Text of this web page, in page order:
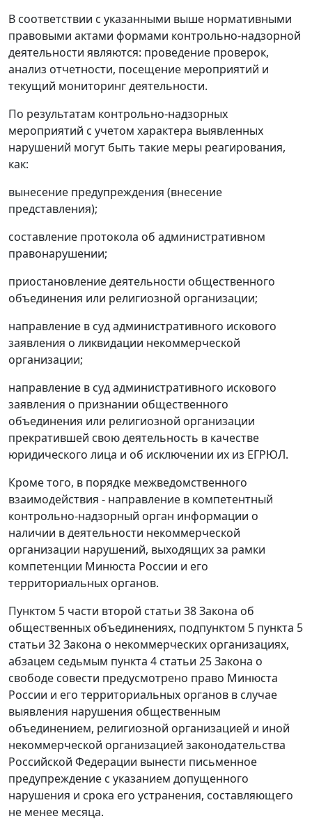
В соответствии с указанными выше нормативными
правовыми актами формами контрольно-надзорной
деятельности являются: проведение проверок,
анализ отчетности, посещение мероприятий и
текущий мониторинг деятельности.
По результатам контрольно-надзорных
мероприятий с учетом характера выявленных
нарушений могут быть такие меры реагирования,
как:
вынесение предупреждения (внесение
представления);
составление протокола об административном
правонарушении;
приостановление деятельности общественного
объединения или религиозной организации;
направление в суд административного искового
заявления о ликвидации некоммерческой
организации;
направление в суд административного искового
заявления о признании общественного
объединения или религиозной организации
прекратившей свою деятельность в качестве
юридического лица и об исключении их из ЕГРЮЛ.
Кроме того, в порядке межведомственного
взаимодействия - направление в компетентный
контрольно-надзорный орган информации о
наличии в деятельности некоммерческой
организации нарушений, выходящих за рамки
компетенции Минюста России и его
территориальных органов.
Пунктом 5 части второй статьи 38 Закона об
общественных объединениях, подпунктом 5 пункта 5
статьи 32 Закона о некоммерческих организациях,
абзацем седьмым пункта 4 статьи 25 Закона о
свободе совести предусмотрено право Минюста
России и его территориальных органов в случае
выявления нарушения общественным
объединением, религиозной организацией и иной
некоммерческой организацией законодательства
Российской Федерации вынести письменное
предупреждение с указанием допущенного
нарушения и срока его устранения, составляющего
не менее месяца.